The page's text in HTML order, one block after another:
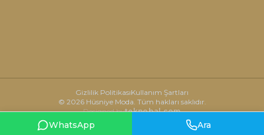
© 2026 Hüsniye Moda. Tüm hakları saklıdır.
Designed byteknobal.com
Gizlilik PolitikasıKullanım Şartları
WhatsApp Ara